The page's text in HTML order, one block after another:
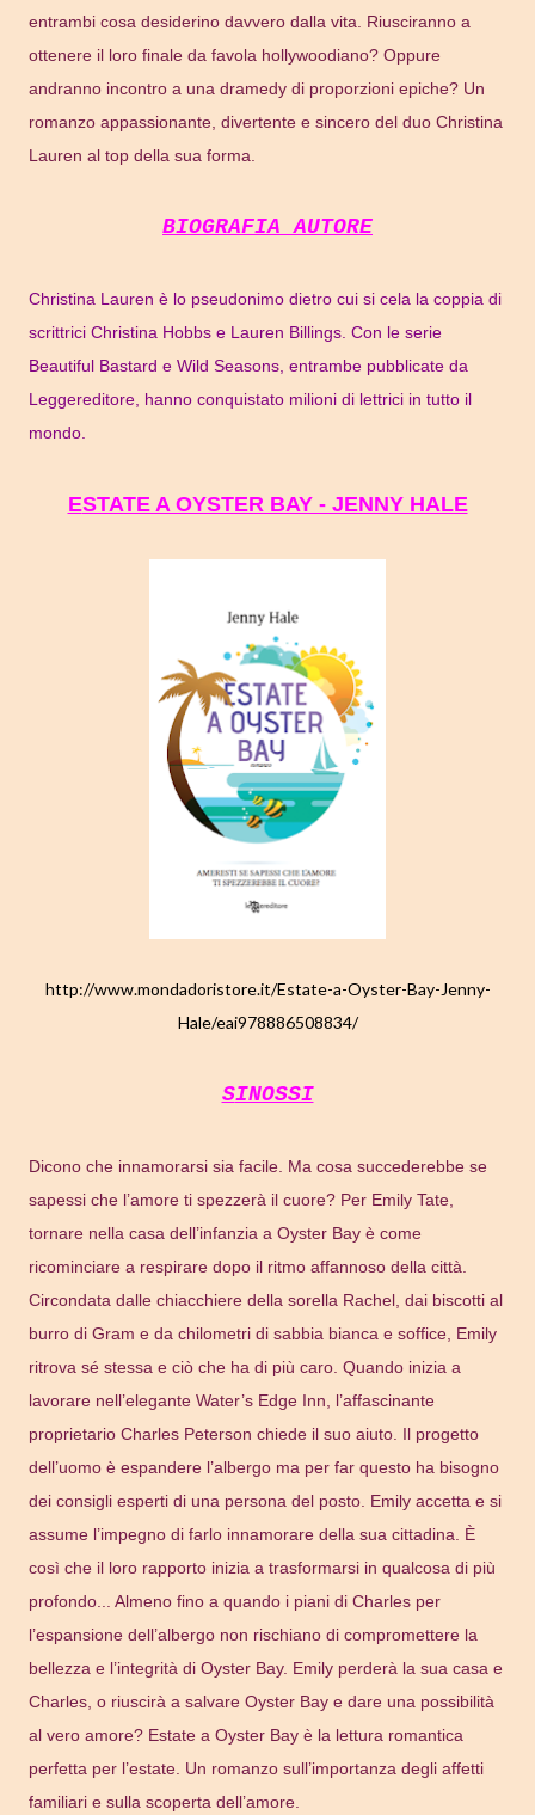
entrambi cosa desiderino davvero dalla vita. Riusciranno a
ottenere il loro finale da favola hollywoodiano? Oppure
andranno incontro a una dramedy di proporzioni epiche? Un
romanzo appassionante, divertente e sincero del duo Christina
Lauren al top della sua forma.
BIOGRAFIA AUTORE
Christina Lauren è lo pseudonimo dietro cui si cela la coppia di
scrittrici Christina Hobbs e Lauren Billings. Con le serie
Beautiful Bastard e Wild Seasons, entrambe pubblicate da
Leggereditore, hanno conquistato milioni di lettrici in tutto il
mondo.
ESTATE A OYSTER BAY - JENNY HALE
http://www.mondadoristore.it/Estate-a-Oyster-Bay-Jenny-
Hale/eai978886508834/
SINOSSI
Dicono che innamorarsi sia facile. Ma cosa succederebbe se
sapessi che l’amore ti spezzerà il cuore? Per Emily Tate,
tornare nella casa dell’infanzia a Oyster Bay è come
ricominciare a respirare dopo il ritmo affannoso della città.
Circondata dalle chiacchiere della sorella Rachel, dai biscotti al
burro di Gram e da chilometri di sabbia bianca e soffice, Emily
ritrova sé stessa e ciò che ha di più caro. Quando inizia a
lavorare nell’elegante Water’s Edge Inn, l’affascinante
proprietario Charles Peterson chiede il suo aiuto. Il progetto
dell’uomo è espandere l’albergo ma per far questo ha bisogno
dei consigli esperti di una persona del posto. Emily accetta e si
assume l’impegno di farlo innamorare della sua cittadina. È
così che il loro rapporto inizia a trasformarsi in qualcosa di più
profondo... Almeno fino a quando i piani di Charles per
l’espansione dell’albergo non rischiano di compromettere la
bellezza e l’integrità di Oyster Bay. Emily perderà la sua casa e
Charles, o riuscirà a salvare Oyster Bay e dare una possibilità
al vero amore? Estate a Oyster Bay è la lettura romantica
perfetta per l’estate. Un romanzo sull’importanza degli affetti
familiari e sulla scoperta dell’amore.